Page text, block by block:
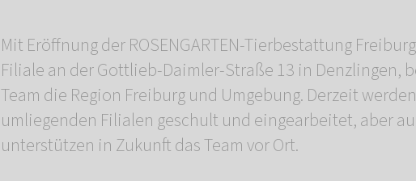
Mit Eröffnung der ROSENGARTEN-Tierbestattung
Filiale an der Gottlieb-Daimler-Straße 13 in Denzlingen,
Team die Region Freiburg und Umgebung. Derzeit
umliegenden Filialen geschult und eingearbeitet, aber
unterstützen in Zukunft das Team vor Ort.